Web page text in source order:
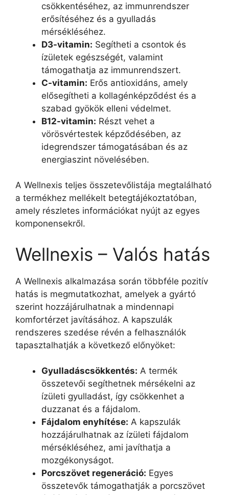
csökkentéséhez, az immunrendszer
erősítéséhez és a gyulladás
mérsékléséhez.
D3-vitamin: Segítheti a csontok és
ízületek egészségét, valamint
támogathatja az immunrendszert.
C-vitamin: Erős antioxidáns, amely
elősegítheti a kollagénképződést és a
szabad gyökök elleni védelmet.
B12-vitamin: Részt vehet a
vörösvértestek képződésében, az
idegrendszer támogatásában és az
energiaszint növelésében.
A Wellnexis teljes összetevőlistája megtalálható
a termékhez mellékelt betegtájékoztatóban,
amely részletes információkat nyújt az egyes
komponensekről.
Wellnexis – Valós hatás
A Wellnexis alkalmazása során többféle pozitív
hatás is megmutatkozhat, amelyek a gyártó
szerint hozzájárulhatnak a mindennapi
komfortérzet javításához. A kapszulák
rendszeres szedése révén a felhasználók
tapasztalhatják a következő előnyöket:
Gyulladáscsökkentés: A termék
összetevői segíthetnek mérsékelni az
ízületi gyulladást, így csökkenhet a
duzzanat és a fájdalom.
Fájdalom enyhítése: A kapszulák
hozzájárulhatnak az ízületi fájdalom
mérsékléséhez, ami javíthatja a
mozgékonyságot.
Porcszövet regeneráció: Egyes
összetevők támogathatják a porcszövet